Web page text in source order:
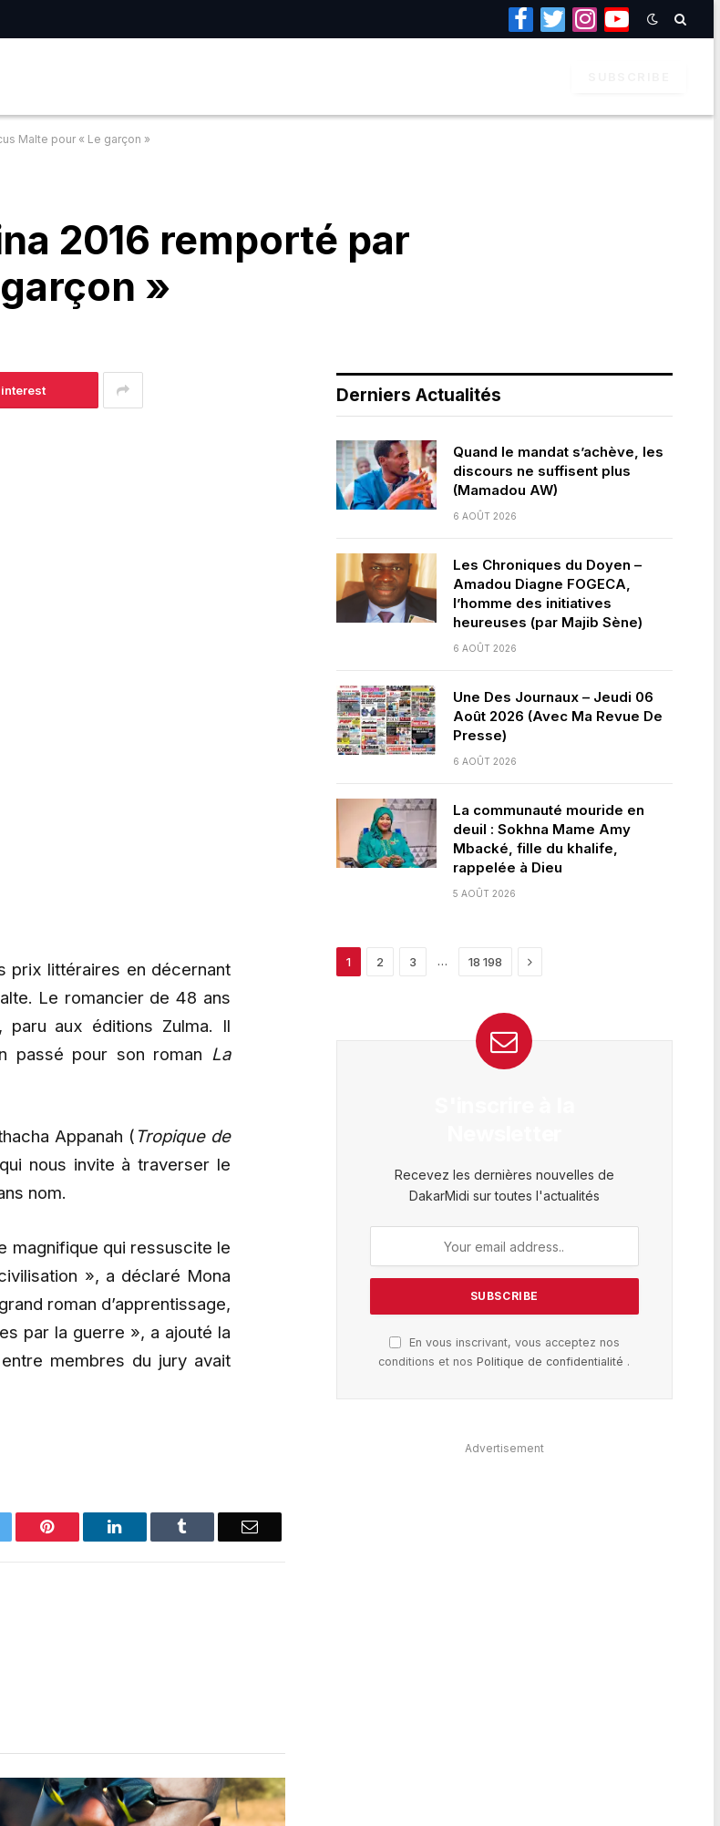
Facebook
TwitterInstagramYouTube
Malte pour « Le garçon »
2016 remporté par
»
prix littéraires en décernant
Le romancier de 48 ans
paru aux éditions Zulma. Il
passé pour son roman La
Appanah ( Tropique de
nous invite à traverser le
nom.
magnifique qui ressuscite le
», a déclaré Mona
roman d’apprentissage,
par la guerre », a ajouté la
membres du jury avait
Pinterest LinkedIn Email
Derniers Actualités
Quand le mandat s’achève, les
discours ne suffisent plus
(Mamadou AW)
6 AOÛT 2026
Les Chroniques du Doyen –
Amadou Diagne FOGECA,
l’homme des initiatives
heureuses (par Majib Sène)
6 AOÛT 2026
Une Des Journaux – Jeudi 06
Août 2026 (Avec Ma Revue De
Presse)
6 AOÛT 2026
La communauté mouride en
deuil : Sokhna Mame Amy
Mbacké, fille du khalife,
rappelée à Dieu
5 AOÛT 2026
1 2 3 … 18 198 Next
Recevez les dernières nouvelles de
DakarMidi sur toutes l'actualités
En vous inscrivant, vous acceptez nos
conditions et nosPolitique de confidentialité .
Advertisement